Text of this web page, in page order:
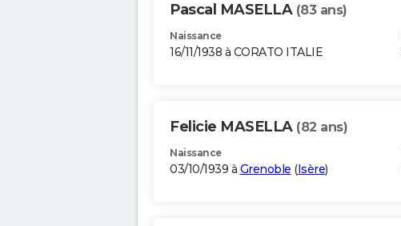
Pascal MASELLA (83 ans)
Naissance
16/11/1938 à CORATO ITALIE
Felicie MASELLA (82 ans)
Naissance
03/10/1939 à Grenoble (Isère)